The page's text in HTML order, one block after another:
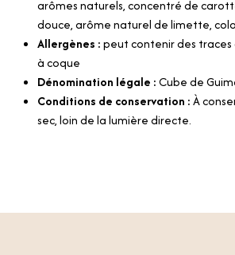
arômes naturels, concentré de
douce, arôme naturel de limette,
Allergènes :peut contenir des
à coque
Dénomination légale :Cube de
Conditions de conservation :À
sec, loin de la lumière directe.